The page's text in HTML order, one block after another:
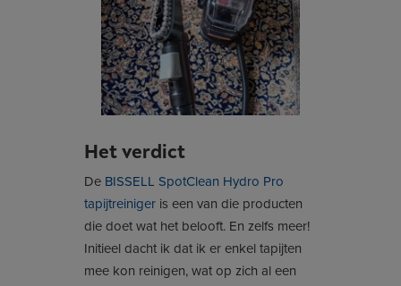
Het verdict
De BISSELL SpotClean Hydro Pro
tapijtreiniger is een van die producten
die doet wat het belooft. En zelfs meer!
Initieel dacht ik dat ik er enkel tapijten
mee kon reinigen, wat op zich al een